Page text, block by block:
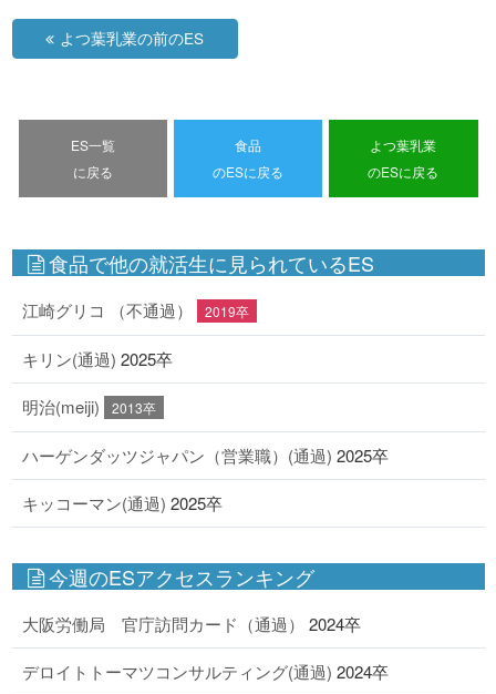
よつ葉乳業の前のES
ES一覧
に戻る
食品
のESに戻る
よつ葉乳業
のESに戻る
食品で他の就活生に見られているES
江崎グリコ （不通過） 2019卒
キリン(通過) 2025卒
明治(meiji) 2013卒
ハーゲンダッツジャパン（営業職）(通過) 2025卒
キッコーマン(通過) 2025卒
今週のESアクセスランキング
大阪労働局 官庁訪問カード（通過） 2024卒
デロイトトーマツコンサルティング(通過) 2024卒